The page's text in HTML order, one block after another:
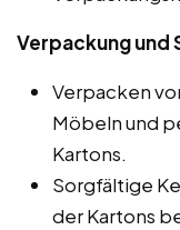
Verpackung und
Verpacken
Möbeln und
Kartons.
Sorgfältige
der Kartons